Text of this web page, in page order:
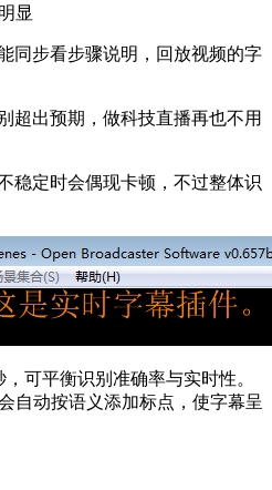
显
同步看步骤说明，回放视频的字
超出预期，做科技直播再也不用
稳定时会偶现卡顿，不过整体识
可平衡识别准确率与实时性。
自动按语义添加标点，使字幕呈